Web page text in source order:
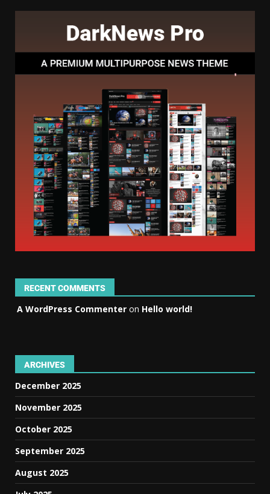
RECENT COMMENTS
A WordPress Commenter on Hello world!
ARCHIVES
December 2025
November 2025
October 2025
September 2025
August 2025